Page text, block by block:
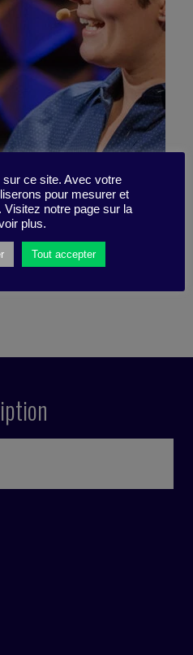
Outrage
ce site. Avec votre
pour mesurer et
Visitez notre page sur la
plus.
Tout accepter